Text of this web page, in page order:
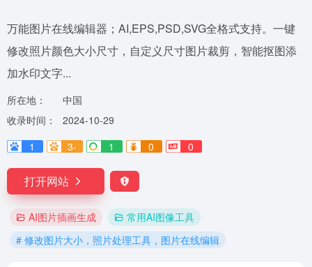
万能图片在线编辑器；AI,EPS,PSD,SVG全格式支持。一键
修改照片颜色大小尺寸，自定义尺寸图片裁剪，智能抠图添
加水印文字...
所在地：
中国
收录时间：
2024-10-29
1
3- 1 0 0
打开网站
AI图片插画生成
常用AI图像工具
# 修改图片大小，照片处理工具，图片在线编辑